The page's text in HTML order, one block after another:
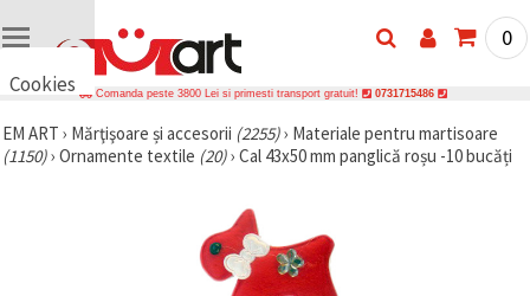
Cookies
vrem să vă
oferim
0
Comanda peste 3800 Lei si primesti transport gratuit! 0731715486
EM ART › Mărţişoare și accesorii (2255)› Materiale pentru martisoare
(1150)› Ornamente textile (20)› Cal 43x50 mm panglică roșu -10 bucăți